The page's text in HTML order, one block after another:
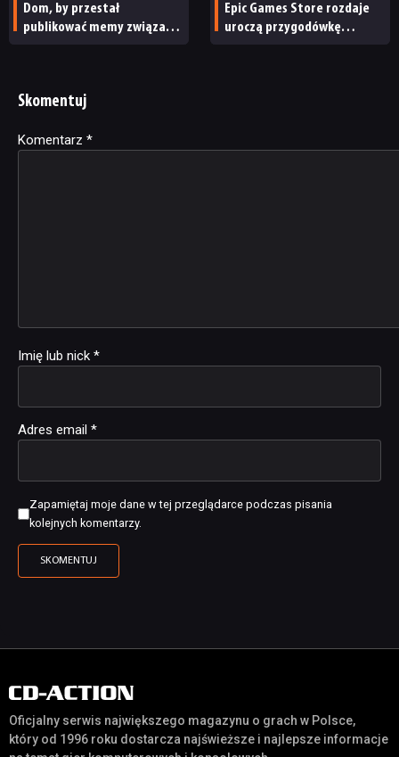
Dom, by przestał
publikować memy związane
Epic Games Store rozdaje
uroczą przygodówkę
Skomentuj
Komentarz *
Imię lub nick *
Adres email *
Zapamiętaj moje dane w tej przeglądarce podczas pisania
kolejnych komentarzy.
Alternative:
Oficjalny serwis największego magazynu o grach w Polsce,
który od 1996 roku dostarcza najświeższe i najlepsze informacje